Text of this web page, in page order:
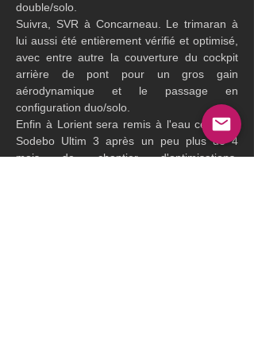
double/solo.
Suivra, SVR à Concarneau. Le trimaran à
lui aussi été entièrement vérifié et optimisé,
avec entre autre la couverture du cockpit
arrière de pont pour un gros gain
aérodynamique et le passage en
configuration duo/solo.
Enfin à Lorient sera remis à l'eau ce jeudi,
Sodebo Ultim 3 après un peu plus de 4
mois de chantier d'optimisations.